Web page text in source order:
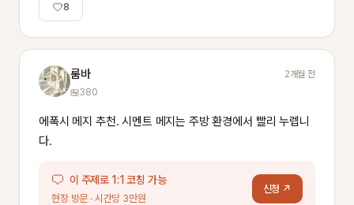
8
룸바
2개월 전
380
에폭시 메지 추천. 시멘트 메지는 주방 환경에서 빨리 누렙니
다.
이 주제로 1:1 코칭 가능
현장 방문 · 시간당 3만원
신청 ↗